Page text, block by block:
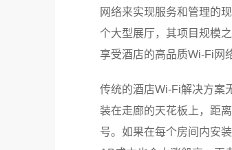
网络来实现服务和管理的
个大型展厅，其项目规模
享受酒店的高品质Wi-Fi网
传统的酒店Wi-Fi解决方案
装在走廊的天花板上，距
号。如果在每个房间内安